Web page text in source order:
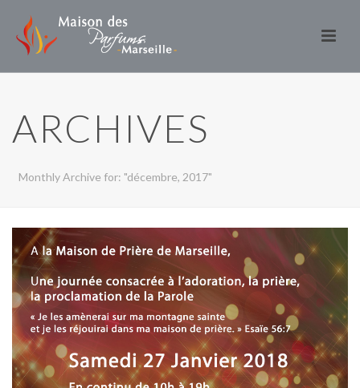
ARCHIVES
Monthly Archive for: "décembre, 2017"